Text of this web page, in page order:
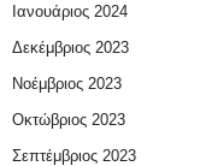
Ιανουάριος 2024
Δεκέμβριος 2023
Νοέμβριος 2023
Οκτώβριος 2023
Σεπτέμβριος 2023